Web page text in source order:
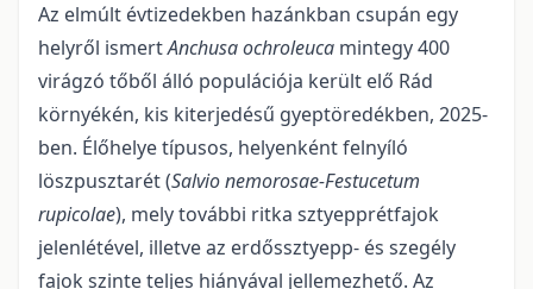
Az elmúlt évtizedekben hazánkban csupán egy
helyről ismertAnchusa ochroleuca mintegy 400
virág­zó tőből álló populációja került elő Rád
környékén, kis kiterjedésű gyeptöredékben, 2025-
ben. Élőhe­lye típusos, helyenként felnyíló
löszpusztarét (Salvio nemorosae-Festucetum
rupicolae), mely további ritka sztyepprétfajok
jelenlétével, illetve az erdőssztyepp- és szegély
fajok szinte teljes hiányával jel­lemezhető. Az